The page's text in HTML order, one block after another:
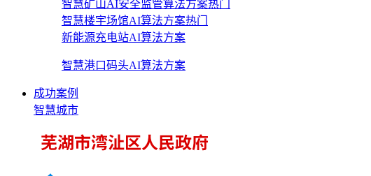
智慧矿山AI安全监管算法方案热门
智慧楼宇场馆AI算法方案热门
新能源充电站AI算法方案
智慧港口码头AI算法方案
成功案例
智慧城市